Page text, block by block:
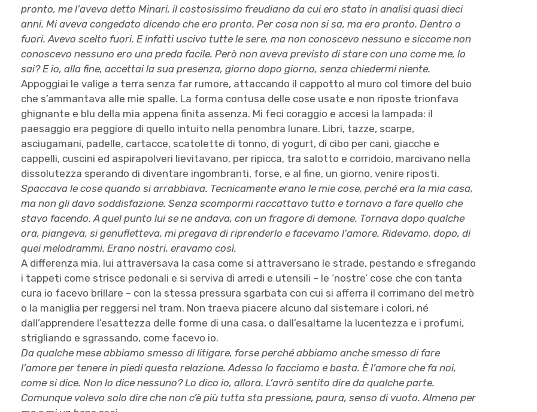
pronto, me l’aveva detto Minari, il costosissimo freudiano da cui ero stato in analisi quasi dieci
anni. Mi aveva congedato dicendo che ero pronto. Per cosa non si sa, ma ero pronto. Dentro o
fuori. Avevo scelto fuori. E infatti uscivo tutte le sere, ma non conoscevo nessuno e siccome non
conoscevo nessuno ero una preda facile. Però non aveva previsto di stare con uno come me, lo
sai? E io, alla fine, accettai la sua presenza, giorno dopo giorno, senza chiedermi niente.
Appoggiai le valige a terra senza far rumore, attaccando il cappotto al muro col timore del buio
che s’ammantava alle mie spalle. La forma contusa delle cose usate e non riposte trionfava
ghignante e blu della mia appena finita assenza. Mi feci coraggio e accesi la lampada: il
paesaggio era peggiore di quello intuito nella penombra lunare. Libri, tazze, scarpe,
asciugamani, padelle, cartacce, scatolette di tonno, di yogurt, di cibo per cani, giacche e
cappelli, cuscini ed aspirapolveri lievitavano, per ripicca, tra salotto e corridoio, marcivano nella
dissolutezza sperando di diventare ingombranti, forse, e al fine, un giorno, venire riposti.
Spaccava le cose quando si arrabbiava. Tecnicamente erano le mie cose, perché era la mia casa,
ma non gli davo soddisfazione. Senza scompormi raccattavo tutto e tornavo a fare quello che
stavo facendo. A quel punto lui se ne andava, con un fragore di demone. Tornava dopo qualche
ora, piangeva, si genufletteva, mi pregava di riprenderlo e facevamo l’amore. Ridevamo, dopo, di
quei melodrammi. Erano nostri, eravamo così.
A differenza mia, lui attraversava la casa come si attraversano le strade, pestando e sfregando
i tappeti come strisce pedonali e si serviva di arredi e utensili – le ‘nostre’ cose che con tanta
cura io facevo brillare – con la stessa pressura sgarbata con cui si afferra il corrimano del metrò
o la maniglia per reggersi nel tram. Non traeva piacere alcuno dal sistemare i colori, né
dall’apprendere l’esattezza delle forme di una casa, o dall’esaltarne la lucentezza e i profumi,
strigliando e sgrassando, come facevo io.
Da qualche mese abbiamo smesso di litigare, forse perché abbiamo anche smesso di fare
l’amore per tenere in piedi questa relazione. Adesso lo facciamo e basta. È l’amore che fa noi,
come si dice. Non lo dice nessuno? Lo dico io, allora. L’avrò sentito dire da qualche parte.
Comunque volevo solo dire che non c’è più tutta sta pressione, paura, senso di vuoto. Almeno per